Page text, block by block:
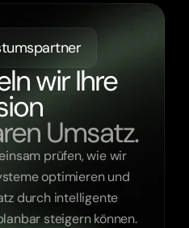
wir Ihre
Umsatz.
prüfen, wie wir
optimieren und
durch intelligente
steigern können.